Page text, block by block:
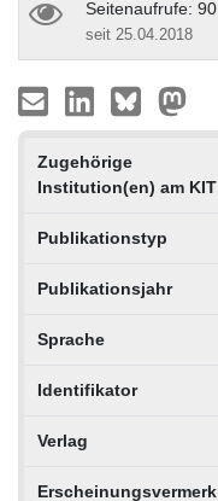
Seitenaufrufe: 90
seit 25.04.2018
Zugehörige
Institution(en) am KIT
Publikationstyp
Publikationsjahr
Sprache
Identifikator
Verlag
Erscheinungsvermerk